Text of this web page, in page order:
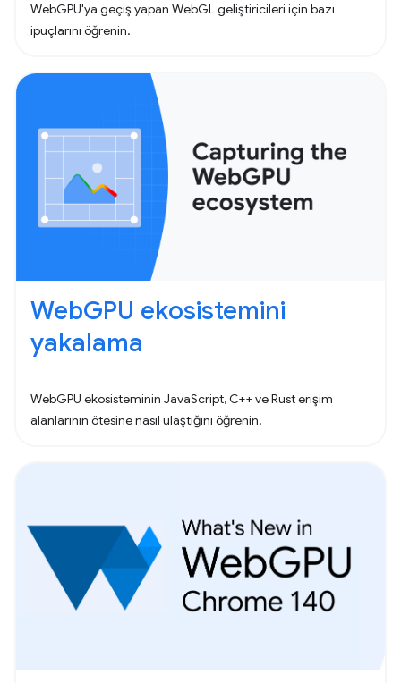
WebGPU'ya geçiş yapan WebGL geliştiricileri için bazı
ipuçlarını öğrenin.
WebGPU ekosistemini
yakalama
WebGPU ekosisteminin JavaScript, C++ ve Rust erişim
alanlarının ötesine nasıl ulaştığını öğrenin.